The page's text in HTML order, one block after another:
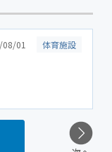
01 体育施設